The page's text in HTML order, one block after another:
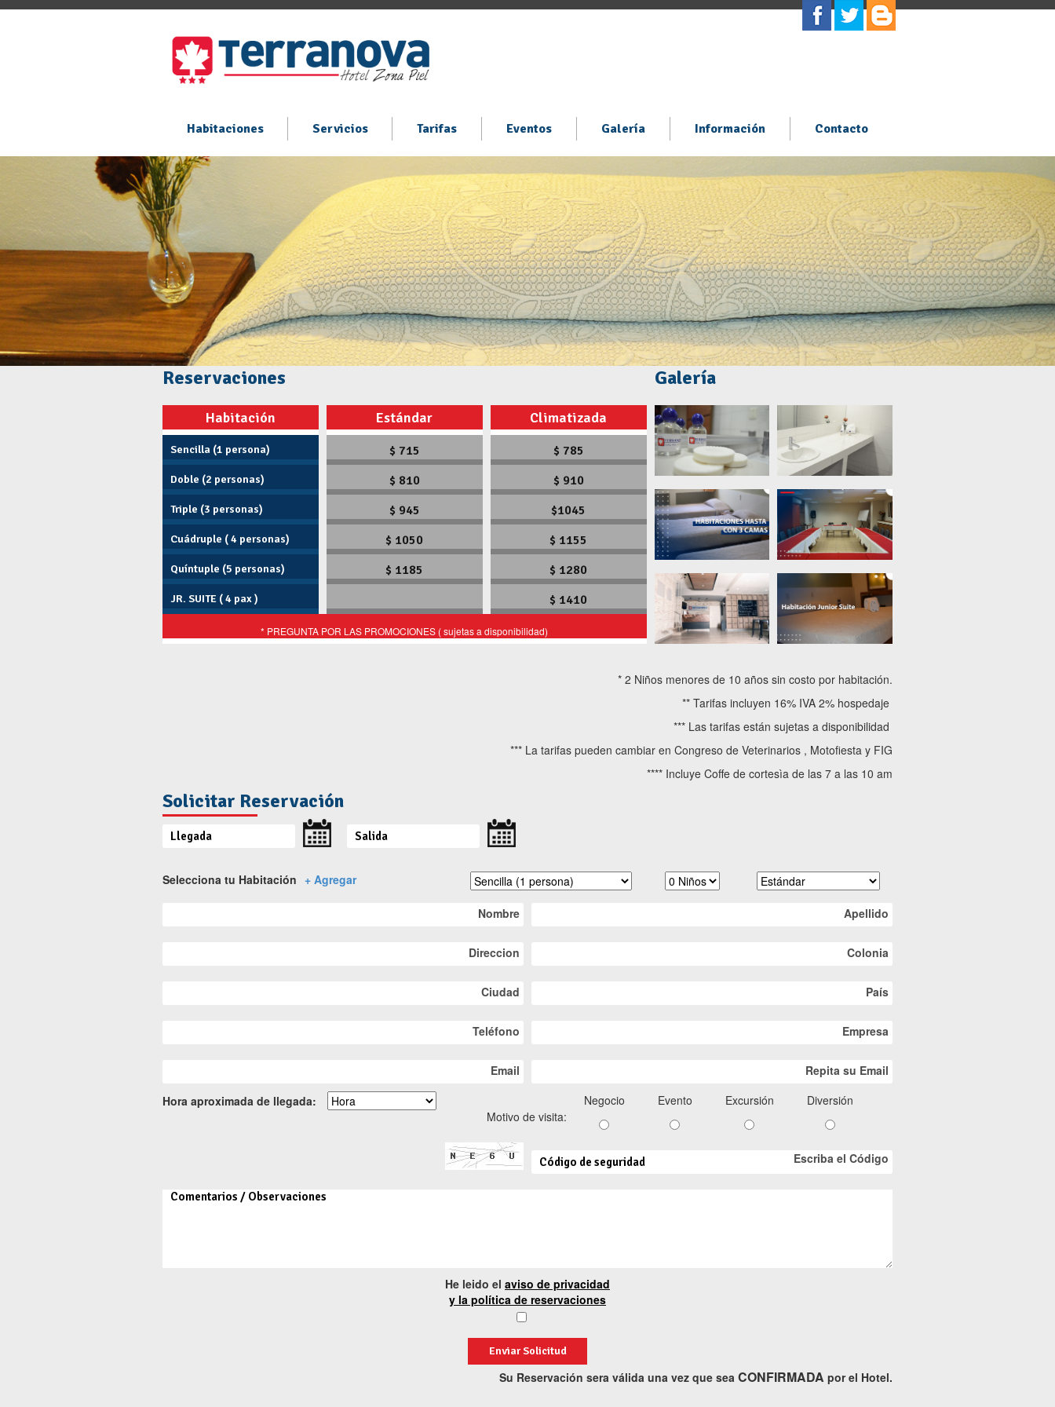
Habitaciones Servicios Tarifas Eventos Galería Información Contacto
Reservaciones
Habitación Estándar Climatizada
Sencilla (1 persona) $ 715 $ 785
Doble (2 personas) $ 810 $ 910
Triple (3 personas) $ 945 $1045
Cuádruple ( 4 personas) $ 1050 $ 1155
Quíntuple (5 personas) $ 1185 $ 1280
JR. SUITE ( 4 pax ) $ 1410
* PREGUNTA POR LAS PROMOCIONES ( sujetas a disponibilidad)
Galería
* 2 Niños menores de 10 años sin costo por habitación.
** Tarifas incluyen 16% IVA 2% hospedaje
*** Las tarifas están sujetas a disponibilidad
*** La tarifas pueden cambiar en Congreso de Veterinarios , Motofiesta y FIG
**** Incluye Coffe de cortesìa de las 7 a las 10 am
Solicitar Reservación
Selecciona tu Habitación + Agregar
Nombre Apellido
Direccion Colonia
Ciudad País
Teléfono Empresa
Email
Repita su Email
Hora aproximada de llegada:
Motivo de visita:
Negocio Evento Excursión Diversión
Escriba el Código
He leido el aviso de privacidad
y la política de reservaciones
Enviar Solicitud
Su Reservación sera válida una vez que sea CONFIRMADA por el Hotel.